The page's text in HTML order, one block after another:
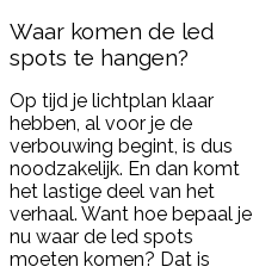
Waar komen de led
spots te hangen?
Op tijd je lichtplan klaar
hebben, al voor je de
verbouwing begint, is dus
noodzakelijk. En dan komt
het lastige deel van het
verhaal. Want hoe bepaal je
nu waar de led spots
moeten komen? Dat is